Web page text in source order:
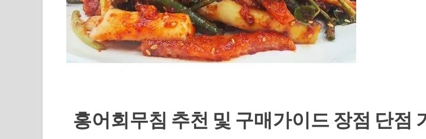
홍어회무침 추천 및 구매가이드 장점 단점